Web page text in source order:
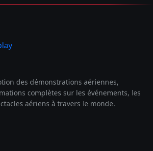
des démonstrations aériennes,
complètes sur les événements, les
aériens à travers le monde.